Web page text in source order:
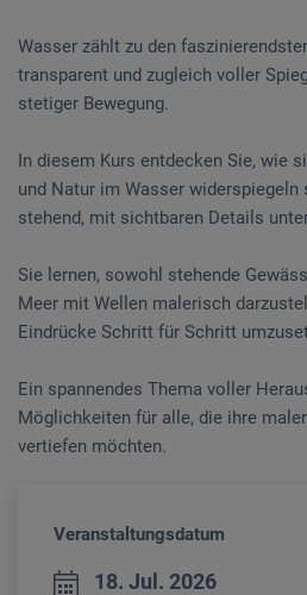
Wasser zählt zu den
transparent und zugleich voller
stetiger Bewegung.
In diesem Kurs entdecken Sie, wie
und Natur im Wasser widerspiegeln
stehend, mit sichtbaren Details
Sie lernen, sowohl stehende
Meer mit Wellen malerisch
Eindrücke Schritt für Schritt
Ein spannendes Thema voller
Möglichkeiten für alle, die ihre
vertiefen möchten.
Veranstaltungsdatum
18. Jul. 2026